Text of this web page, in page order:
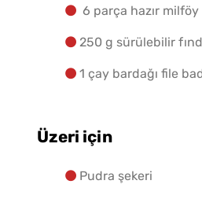
6 parça hazır
250 g sürülebilir
1 çay bardağı file
Üzeri için
Pudra şekeri